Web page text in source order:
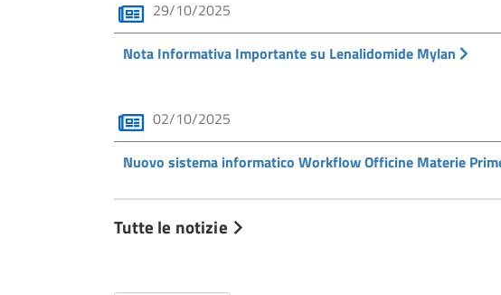
29/10/2025
Nota Informativa Importante su Lenalidomide Mylan
02/10/2025
Nuovo sistema informatico Workflow Officine Materie
Tutte le notizie